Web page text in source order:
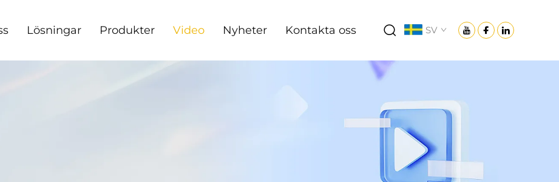
Lösningar Produkter Video Nyheter Kontakta oss SV